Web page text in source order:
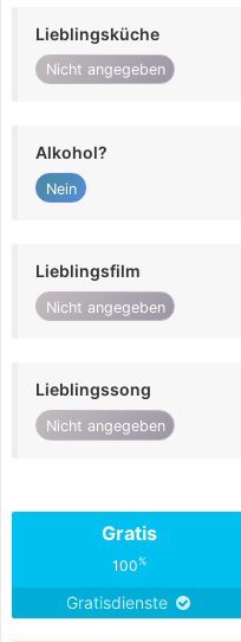
Lieblingsküche
Nicht angegeben
Alkohol?
Nein
Lieblingsfilm
Nicht angegeben
Lieblingssong
Nicht angegeben
Gratis
100%
Gratisdienste